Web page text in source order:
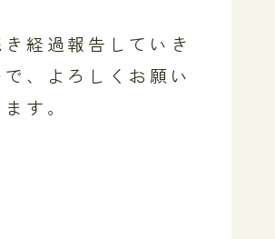
き経過報告していき
で、よろしくお願い
す。